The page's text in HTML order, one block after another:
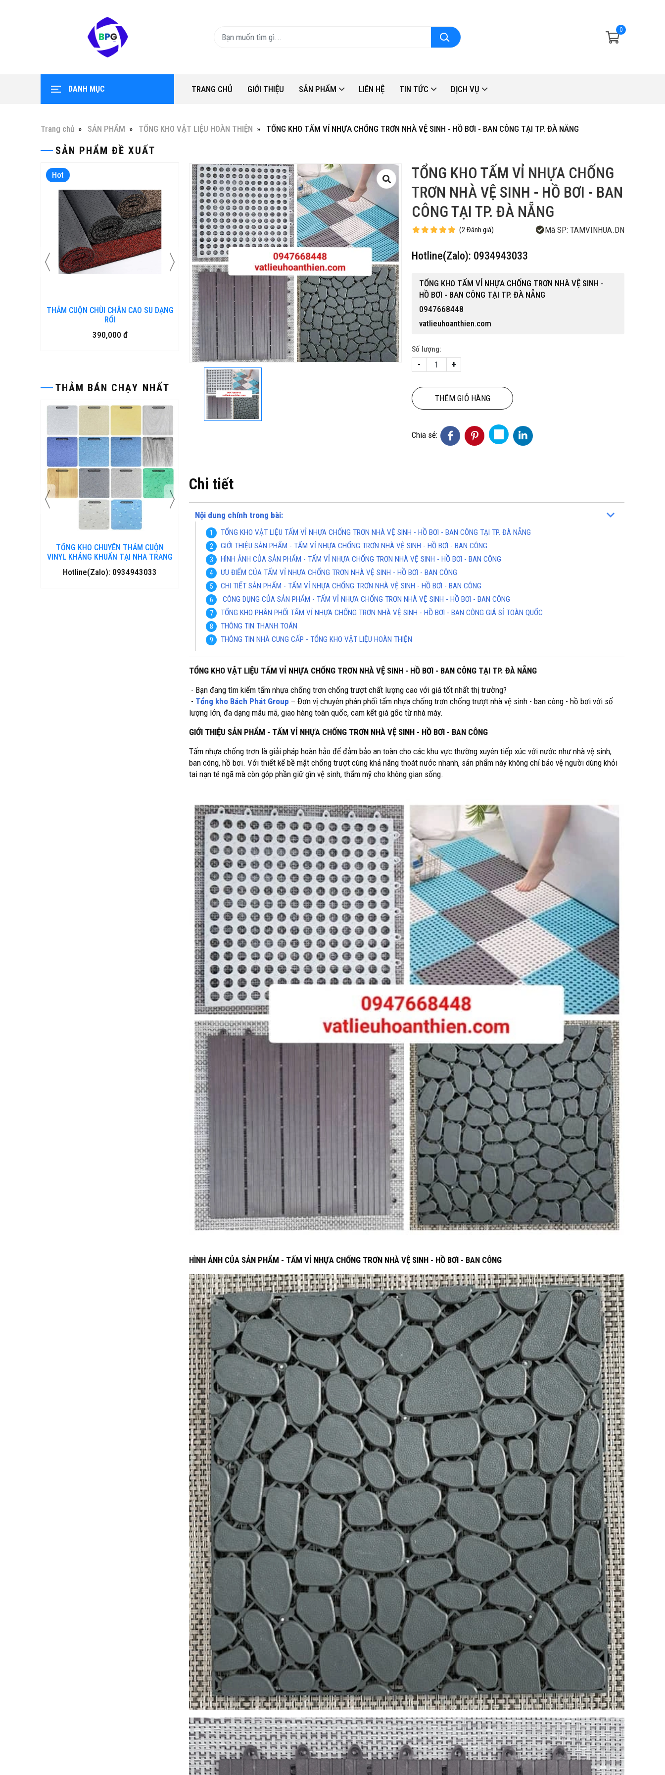
0
DANH MỤC TRANG CHỦ GIỚI THIỆU SẢN PHẨM LIÊN HỆ TIN TỨC DỊCH VỤ
Trang chủ SẢN PHẨM TỔNG KHO VẬT LIỆU HOÀN THIỆN TỔNG KHO TẤM VỈ NHỰA CHỐNG TRƠN NHÀ VỆ SINH - HỒ BƠI - BAN CÔNG TẠI TP. ĐÀ NẴNG
SẢN PHẨM ĐỀ XUẤT
Hot
THẢM CUỘN CHÙI CHÂN CAO SU DẠNG
RỐI
390,000 đ
Hot
Bàn ghế gỗ nhựa ngoài trời BP-456
15,500,000 đ
THẢM BÁN CHẠY NHẤT
TỔNG KHO CHUYÊN THẢM CUỘN
VINYL KHÁNG KHUẨN TẠI NHA TRANG
Hotline(Zalo): 0934943033
TỔNG KHO CHUYÊN THẢM CUỘN
VINYL KHÁNG KHUẨN TẠI ĐÀ NẴNG
Hotline(Zalo): 0934943033
TỔNG KHO CHUYÊN THẢM CUỘN
VINYL KHÁNG KHUẨN TẠI HÀ NỘI
Hotline(Zalo): 0934943033
TỔNG KHO CHUYÊN THẢM CUỘN
VINYL KHÁNG KHUẨN TẠI HỒ CHÍ
TỔNG KHO TẤM VỈ NHỰA CHỐNG
TRƠN NHÀ VỆ SINH - HỒ BƠI - BAN
CÔNG TẠI TP. ĐÀ NẴNG
(2 Đánh giá) Mã SP: TAMVINHUA.DN
Hotline(Zalo): 0934943033
TỔNG KHO TẤM VỈ NHỰA CHỐNG TRƠN NHÀ VỆ SINH -
HỒ BƠI - BAN CÔNG TẠI TP. ĐÀ NẴNG
0947668448
vatlieuhoanthien.com
Số lượng:
- +
THÊM GIỎ HÀNG
Chia sẻ:
Chi tiết
Nội dung chính trong bài:
TỔNG KHO VẬT LIỆU TẤM VỈ NHỰA CHỐNG TRƠN NHÀ VỆ SINH - HỒ BƠI - BAN CÔNG TẠI TP. ĐÀ NẴNG
GIỚI THIỆU SẢN PHẨM - TẤM VỈ NHỰA CHỐNG TRƠN NHÀ VỆ SINH - HỒ BƠI - BAN CÔNG
HÌNH ẢNH CỦA SẢN PHẨM - TẤM VỈ NHỰA CHỐNG TRƠN NHÀ VỆ SINH - HỒ BƠI - BAN CÔNG
ƯU ĐIỂM CỦA TẤM VỈ NHỰA CHỐNG TRƠN NHÀ VỆ SINH - HỒ BƠI - BAN CÔNG
CHI TIẾT SẢN PHẨM - TẤM VỈ NHỰA CHỐNG TRƠN NHÀ VỆ SINH - HỒ BƠI - BAN CÔNG
CÔNG DỤNG CỦA SẢN PHẨM - TẤM VỈ NHỰA CHỐNG TRƠN NHÀ VỆ SINH - HỒ BƠI - BAN CÔNG
TỔNG KHO PHÂN PHỐI TẤM VỈ NHỰA CHỐNG TRƠN NHÀ VỆ SINH - HỒ BƠI - BAN CÔNG GIÁ SỈ TOÀN QUỐC
THÔNG TIN THANH TOÁN
THÔNG TIN NHÀ CUNG CẤP - TỔNG KHO VẬT LIỆU HOÀN THIỆN
TỔNG KHO VẬT LIỆU TẤM VỈ NHỰA CHỐNG TRƠN NHÀ VỆ SINH - HỒ BƠI - BAN CÔNG TẠI TP. ĐÀ NẴNG
- Bạn đang tìm kiếm tấm nhựa chống trơn chống trượt chất lượng cao với giá tốt nhất thị trường?
- Tổng kho Bách Phát Group – Đơn vị chuyên phân phối tấm nhựa chống trơn chống trượt nhà vệ sinh - ban công - hồ bơi với số
lượng lớn, đa dạng mẫu mã, giao hàng toàn quốc, cam kết giá gốc từ nhà máy.
GIỚI THIỆU SẢN PHẨM - TẤM VỈ NHỰA CHỐNG TRƠN NHÀ VỆ SINH - HỒ BƠI - BAN CÔNG
Tấm nhựa chống trơn là giải pháp hoàn hảo để đảm bảo an toàn cho các khu vực thường xuyên tiếp xúc với nước như nhà vệ sinh,
ban công, hồ bơi. Với thiết kế bề mặt chống trượt cùng khả năng thoát nước nhanh, sản phẩm này không chỉ bảo vệ người dùng khỏi
tai nạn té ngã mà còn góp phần giữ gìn vệ sinh, thẩm mỹ cho không gian sống.
HÌNH ẢNH CỦA SẢN PHẨM - TẤM VỈ NHỰA CHỐNG TRƠN NHÀ VỆ SINH - HỒ BƠI - BAN CÔNG